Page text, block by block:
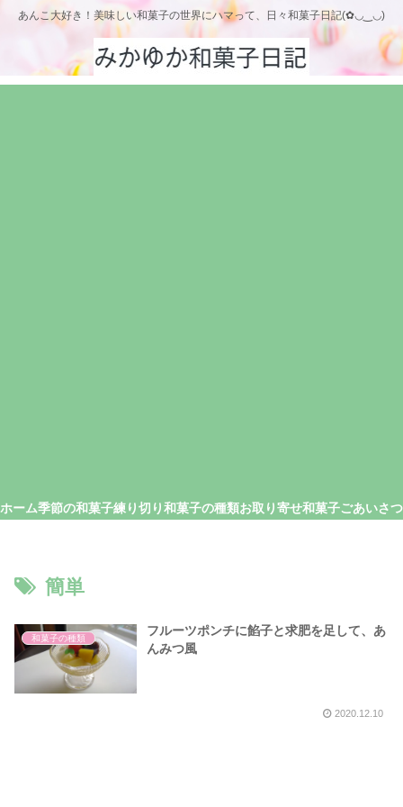
あんこ大好き！美味しい和菓子の世界にハマって、日々和菓子日記(✿◡‿◡)
ホーム季節の和菓子練り切り和菓子の種類お取り寄せ和菓子
簡単
和菓子の種類
フルーツポンチに餡子と求肥を足して、あ
んみつ風
2020.12.10